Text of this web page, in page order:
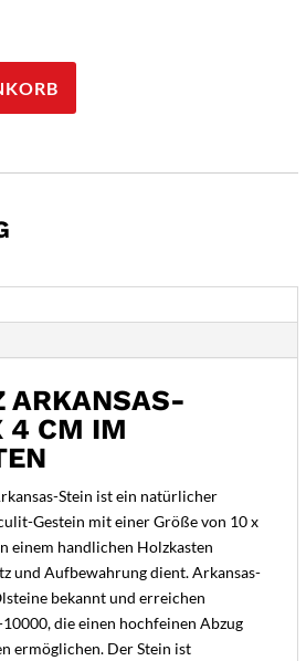
ARKANSAS-
4 CM IM
Stein ist ein natürlicher
Gestein mit einer Größe von 10 x
einem handlichen Holzkasten
und Aufbewahrung dient. Arkansas-
bekannt und erreichen
die einen hochfeinen Abzug
ermöglichen. Der Stein ist